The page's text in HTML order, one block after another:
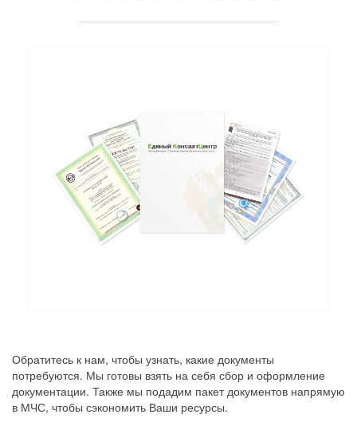
Обратитесь к нам, чтобы узнать, какие документы
потребуются. Мы готовы взять на себя сбор и оформление
документации. Также мы подадим пакет документов напрямую
в МЧС, чтобы сэкономить Ваши ресурсы.